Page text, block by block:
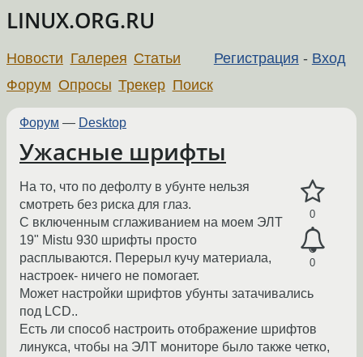
LINUX.ORG.RU
Регистрация - Вход
Новости Галерея Статьи
Форум Опросы Трекер Поиск
Форум — Desktop
Ужасные шрифты
0
0
На то, что по дефолту в убунте нельзя
смотреть без риска для глаз.
С включенным сглаживанием на моем ЭЛТ
19" Mistu 930 шрифты просто
расплываются. Перерыл кучу материала,
настроек- ничего не помогает.
Может настройки шрифтов убунты затачивались
под LCD..
Есть ли способ настроить отображение шрифтов
линукса, чтобы на ЭЛТ мониторе было также четко,